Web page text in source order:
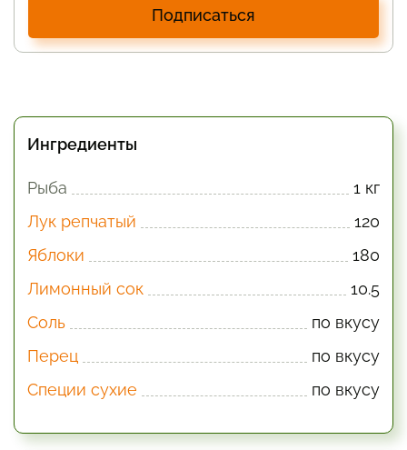
Подписаться
Ингредиенты
Рыба
1 кг
Лук репчатый
120
Яблоки
180
Лимонный сок
10.5
Соль
по вкусу
Перец
по вкусу
Специи сухие
по вкусу